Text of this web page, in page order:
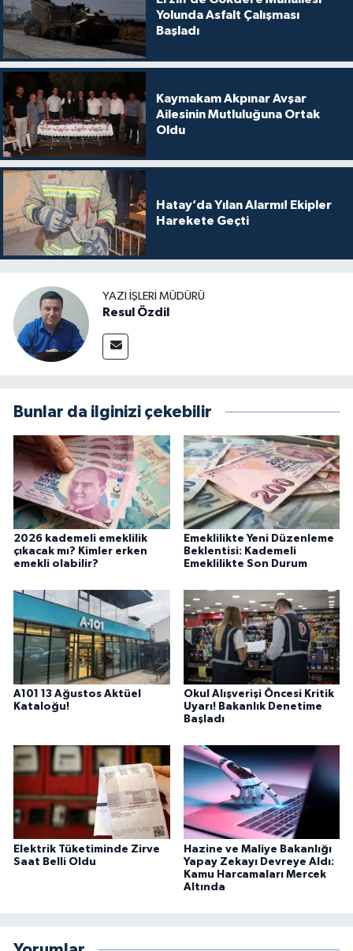
Yolunda Asfalt Çalışması
Başladı
Kaymakam Akpınar Avşar
Ailesinin Mutluluğuna Ortak
Oldu
Hatay’da Yılan Alarmı! Ekipler
Harekete Geçti
YAZI İŞLERI MÜDÜRÜ
Resul Özdil
Bunlar da ilginizi çekebilir
2026 kademeli emeklilik
çıkacak mı? Kimler erken
emekli olabilir?
Emeklilikte Yeni Düzenleme
Beklentisi: Kademeli
Emeklilikte Son Durum
A101 13 Ağustos Aktüel
Kataloğu!
Okul Alışverişi Öncesi Kritik
Uyarı! Bakanlık Denetime
Başladı
Elektrik Tüketiminde Zirve
Saat Belli Oldu
Hazine ve Maliye Bakanlığı
Yapay Zekayı Devreye Aldı:
Kamu Harcamaları Mercek
Altında